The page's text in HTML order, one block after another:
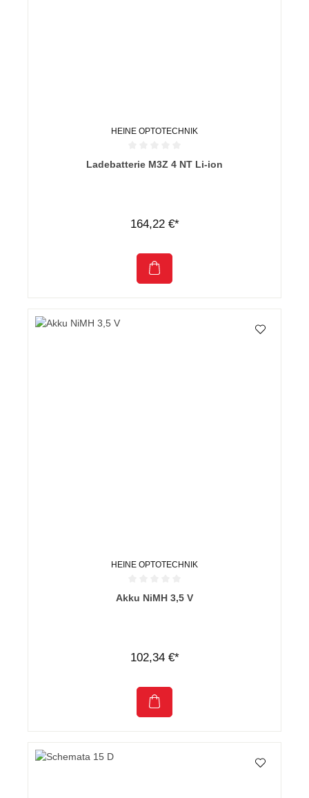
HEINE OPTOTECHNIK
Durchschnittliche Bewertung von 0 von 5 Sternen
Ladebatterie M3Z 4 NT Li-ion
164,22 €*
HEINE OPTOTECHNIK
Durchschnittliche Bewertung von 0 von 5 Sternen
Akku NiMH 3,5 V
102,34 €*